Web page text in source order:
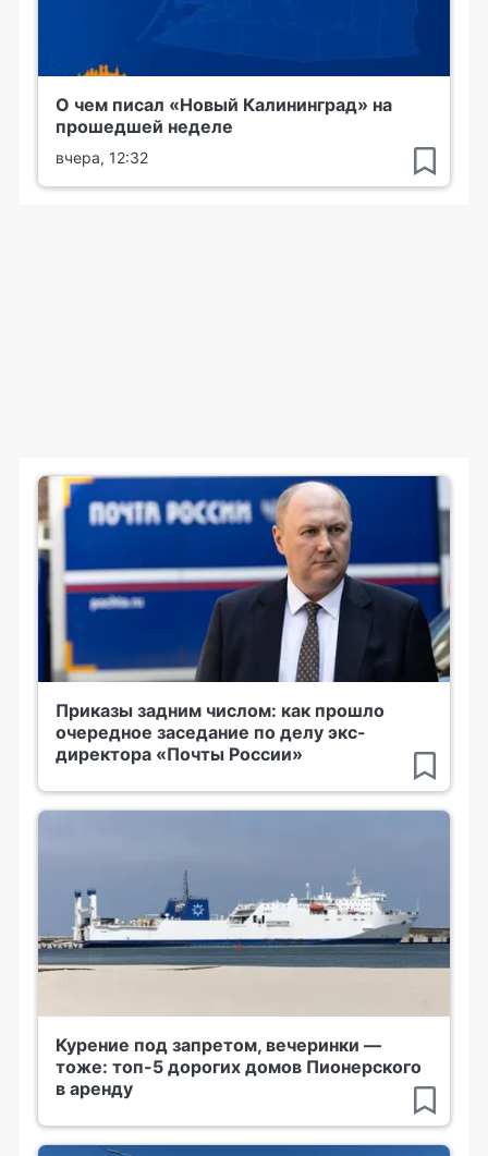
О чем писал «Новый Калининград» на
прошедшей неделе
вчера, 12:32
Приказы задним числом: как прошло
очередное заседание по делу экс-
директора «Почты России»
Курение под запретом, вечеринки —
тоже: топ-5 дорогих домов Пионерского
в аренду